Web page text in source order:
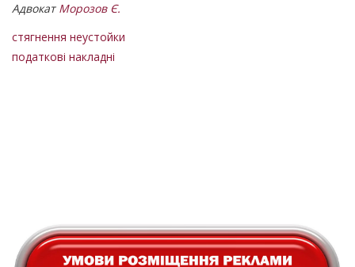
Адвокат Морозов Є.
стягнення неустойки
податкові накладні